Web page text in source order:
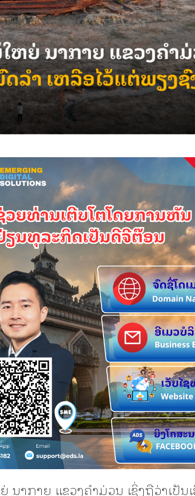
ຍ່ ນາກາຍ ແຂວງຄຳມ່ວນ ເຊິ່ງຖືວ່າເປັນ